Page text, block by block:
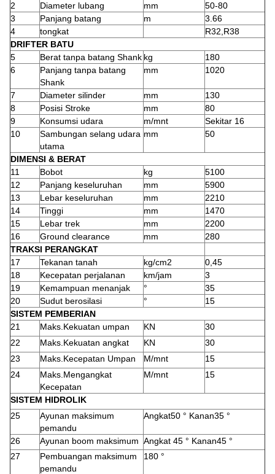
2
Diameter lubang mm
50-80
3
Panjang batang m
3.66
4
tongkat
R32,R38
DRIFTER BATU
5
Berat tanpa batang Shank kg
180
6
Panjang tanpa batang
Shank
mm 1020
7 Diameter silinder mm
130
8
Posisi Stroke mm
80
9
Konsumsi udara m/mnt
Sekitar 16
10
Sambungan selang udara
utama
mm 50
DIMENSI & BERAT
11
Bobot kg
5100
12
Panjang keseluruhan mm
5900
13
Lebar keseluruhan mm
2210
14
Tinggi mm
1470
15
Lebar trek mm
2200
16
Ground clearance mm
280
TRAKSI PERANGKAT
17
Tekanan tanah kg/cm2
0,45
18
Kecepatan perjalanan km/jam
3
19
Kemampuan menanjak °
35
20
Sudut berosilasi °
15
SISTEM PEMBERIAN
21
Maks.Kekuatan umpan KN
30
22
Maks.Kekuatan angkat KN
30
23
Maks.Kecepatan Umpan M/mnt
15
24
Maks.Mengangkat
Kecepatan
M/mnt 15
SISTEM HIDROLIK
25
Ayunan maksimum
pemandu
Angkat50 ° Kanan35 °
26 Ayunan boom maksimum Angkat 45 ° Kanan45 °
27
Pembuangan maksimum
pemandu
180 °